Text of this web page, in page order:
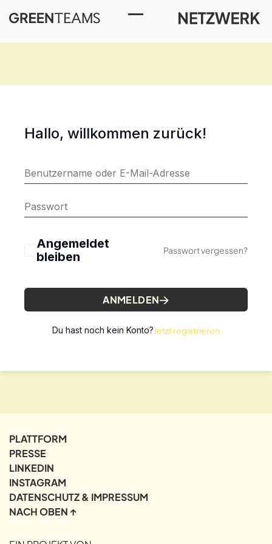
Toggle Menu
Hallo, willkommen zurück!
Angemeldet
bleiben
Passwort vergessen?
ANMELDEN
Du hast noch kein Konto?Jetzt registrieren
PLATTFORM
PRESSE
LINKEDIN
INSTAGRAM
DATENSCHUTZ & IMPRESSUM
NACH OBEN ↑